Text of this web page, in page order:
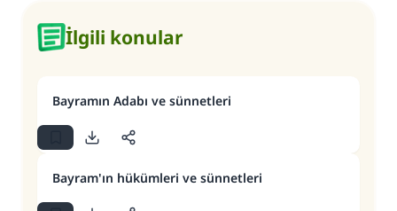
İlgili konular
Bayramın Adabı ve sünnetleri
Bayram'ın hükümleri ve sünnetleri